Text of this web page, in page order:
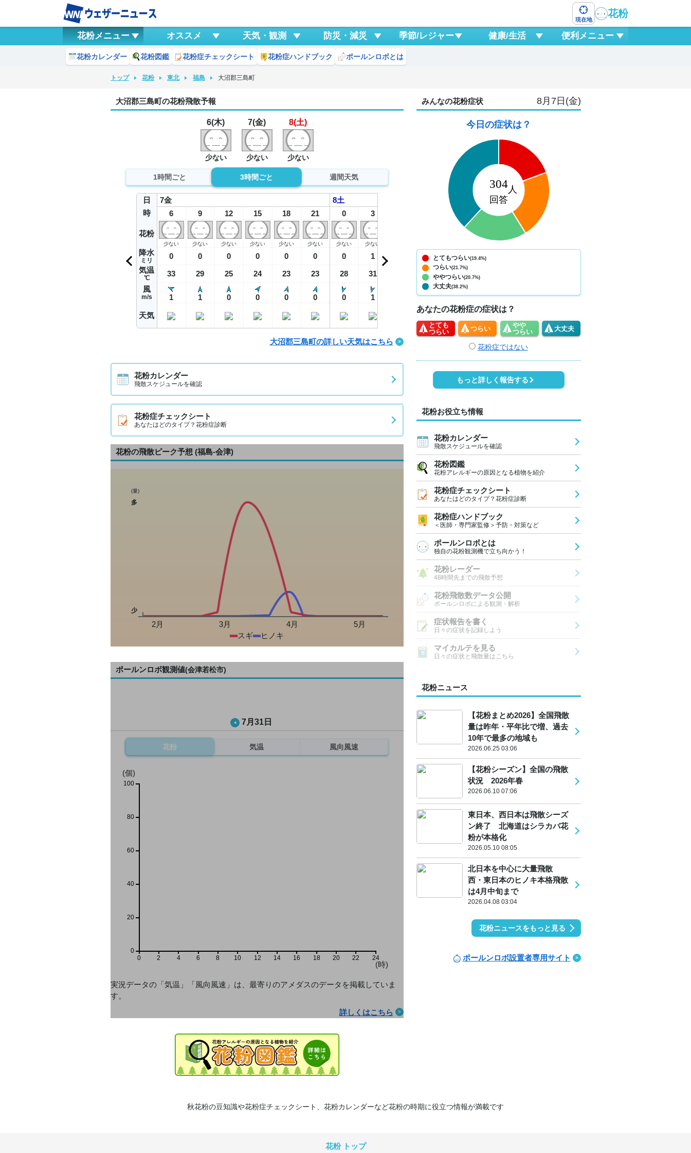
現在地
花粉
花粉メニュー オススメ 天気・観測 防災・減災 季節/レジャー 健康/生活 便利メニュー
花粉カレンダー 花粉図鑑 花粉症チェックシート 花粉症ハンドブック ポールンロボとは
トップ 花粉 東北 福島 大沼郡三島町
大沼郡三島町の花粉飛散予報
6(木)
少ない
7(金)
少ない
8(土)
少ない
1時間ごと 3時間ごと 週間天気
日
時
花粉
降水
ミリ
気温
℃
風
m/s
天気
7金
6
少ない
0
33
1
9
少ない
0
29
1
12
少ない
0
25
0
15
少ない
0
24
0
18
少ない
0
23
0
21
少ない
0
23
0
8土
0
少ない
0
28
0
3
少ない
1
31
1
0
27
0
12
0
24
0
15
0
0
18
0
21
0 0
大沼郡三島町の詳しい天気はこちら
花粉カレンダー
飛散スケジュールを確認
花粉症チェックシート
あなたはどのタイプ？花粉症診断
花粉の飛散ピーク予想 (福島-会津)
(量)
多
少
2月 3月 4月
5月
スギ
ヒノキ
ポールンロボ観測値(会津若松市)
7月31日
花粉 気温 風向風速
0 2 4 6 8 10 12 14 16 18 20 22 24
(個)
(時)
0
20
40
60
80
100
実況データの「気温」「風向風速」は、最寄りのアメダスのデータを掲載していま
す。
詳しくはこちら
みんなの花粉症状 8月7日(金)
今日の症状は？
とてもつらい(19.4%)
つらい(21.7%)
ややつらい(20.7%)
大丈夫(38.2%)
あなたの花粉症の症状は？
とても
つらい
つらい
やや
つらい
大丈夫
花粉症ではない
もっと詳しく報告する
花粉お役立ち情報
花粉カレンダー
飛散スケジュールを確認
花粉図鑑
花粉アレルギーの原因となる植物を紹介
花粉症チェックシート
あなたはどのタイプ？花粉症診断
花粉症ハンドブック
＜医師・専門家監修＞予防・対策など
ポールンロボとは
独自の花粉観測機で立ち向かう！
花粉レーダー
48時間先までの飛散予想
花粉飛散数データ公開
ポールンロボによる観測・解析
症状報告を書く
日々の症状を記録しよう
マイカルテを見る
日々の症状と飛散量はこちら
花粉ニュース
【花粉まとめ2026】全国飛散
量は昨年・平年比で増、過去
10年で最多の地域も
2026.06.25 03:06
【花粉シーズン】全国の飛散
状況 2026年春
2026.06.10 07:06
東日本、西日本は飛散シーズ
ン終了 北海道はシラカバ花
粉が本格化
2026.05.10 08:05
北日本を中心に大量飛散
西・東日本のヒノキ本格飛散
は4月中旬まで
2026.04.08 03:04
花粉ニュースをもっと見る
ポールンロボ設置者専用サイト
秋花粉の豆知識や花粉症チェックシート、花粉カレンダーなど花粉の時期に役立つ情報が満載です
花粉 トップ